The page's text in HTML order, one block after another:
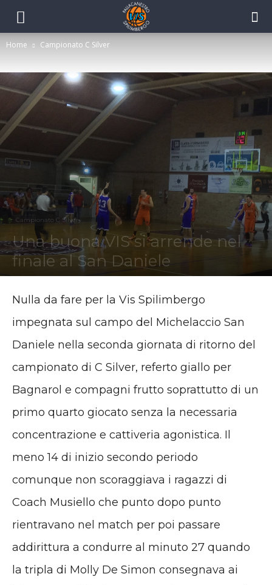
Home Campionato C Silver
Campionato C Silver
Una buona VIS si arrende nel
finale al San Daniele
Nulla da fare per la Vis Spilimbergo
impegnata sul campo del Michelaccio San
Daniele nella seconda giornata di ritorno del
campionato di C Silver, referto giallo per
Bagnarol e compagni frutto soprattutto di un
primo quarto giocato senza la necessaria
concentrazione e cattiveria agonistica. Il
meno 14 di inizio secondo periodo
comunque non scoraggiava i ragazzi di
Coach Musiello che punto dopo punto
rientravano nel match per poi passare
addirittura a condurre al minuto 27 quando
la tripla di Molly De Simon consegnava ai